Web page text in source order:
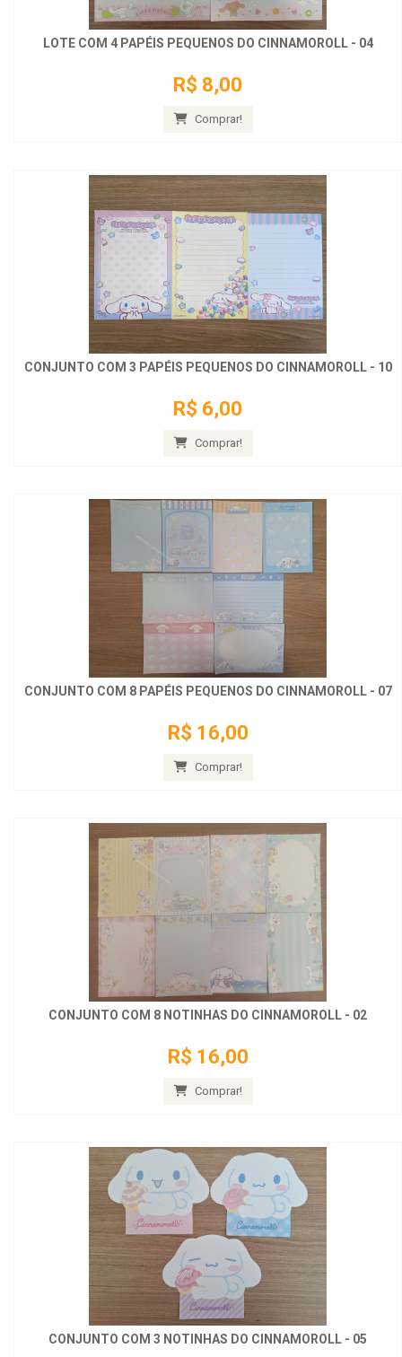
LOTE COM 4 PAPÉIS PEQUENOS DO CINNAMOROLL - 04
R$ 8,00
Comprar!
CONJUNTO COM 3 PAPÉIS PEQUENOS DO CINNAMOROLL - 10
R$ 6,00
Comprar!
CONJUNTO COM 8 PAPÉIS PEQUENOS DO CINNAMOROLL - 07
R$ 16,00
Comprar!
CONJUNTO COM 8 NOTINHAS DO CINNAMOROLL - 02
R$ 16,00
Comprar!
CONJUNTO COM 3 NOTINHAS DO CINNAMOROLL - 05